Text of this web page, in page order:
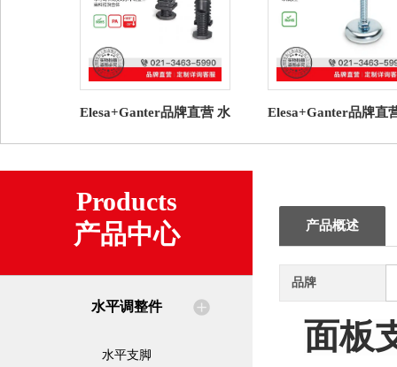
Elesa+Ganter品牌直营 水
端帽高科技聚合体
Elesa+Ganter品牌直
脚 带橡胶垫（7）
Products
产品中心
水平调整件
水平支脚
产品概述
品牌
面板